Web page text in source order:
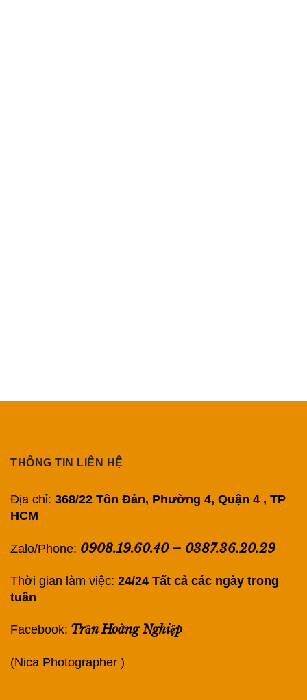
THÔNG TIN LIÊN HỆ
Địa chỉ: 368/22 Tôn Đản, Phường 4, Quận 4 , TP
HCM
Zalo/Phone: 0908.19.60.40– 0387.36.20.29
Thời gian làm việc: 24/24 Tất cả các ngày trong
tuần
Facebook: Trần Hoàng Nghiệp
(Nica Photographer )